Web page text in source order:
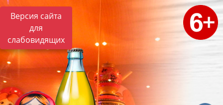
Версия сайта
для
слабовидящих